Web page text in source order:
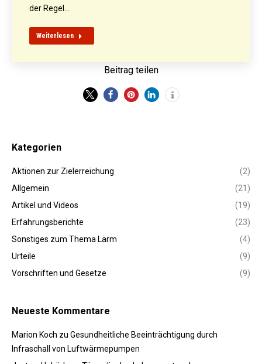
der Regel…
Weiterlesen
Beitrag teilen
Kategorien
Aktionen zur Zielerreichung
(2)
Allgemein
(21)
Artikel und Videos
(19)
Erfahrungsberichte
(23)
Sonstiges zum Thema Lärm
(4)
Urteile
(9)
Vorschriften und Gesetze
(9)
Neueste Kommentare
Marion Koch zu Gesundheitliche Beeinträchtigung durch
Infraschall von Luftwärmepumpen